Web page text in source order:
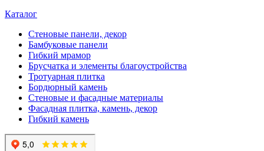
Каталог
Стеновые панели, декор
Бамбуковые панели
Гибкий мрамор
Брусчатка и элементы благоустройства
Тротуарная плитка
Бордюрный камень
Стеновые и фасадные материалы
Фасадная плитка, камень, декор
Гибкий камень